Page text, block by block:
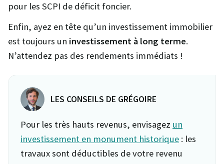
pour les SCPI de déficit foncier.
Enfin, ayez en tête qu’un investissement immobilier
est toujours un investissement à long terme.
N’attendez pas des rendements immédiats !
LES CONSEILS DE GRÉGOIRE
Pour les très hauts revenus, envisagez un
investissement en monument historique : les
travaux sont déductibles de votre revenu